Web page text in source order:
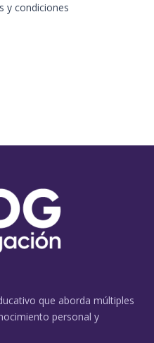
y condiciones
que aborda múltiples
personal y